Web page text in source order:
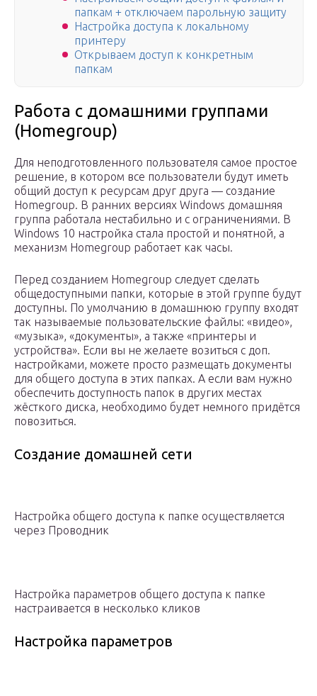
папкам + отключаем парольную защиту
Настройка доступа к локальному
принтеру
Открываем доступ к конкретным
папкам
Работа с домашними группами
(Homegroup)
Для неподготовленного пользователя самое простое
решение, в котором все пользователи будут иметь
общий доступ к ресурсам друг друга — создание
Homegroup. В ранних версиях Windows домашняя
группа работала нестабильно и с ограничениями. В
Windows 10 настройка стала простой и понятной, а
механизм Homegroup работает как часы.
Перед созданием Homegroup следует сделать
общедоступными папки, которые в этой группе будут
доступны. По умолчанию в домашнюю группу входят
так называемые пользовательские файлы: «видео»,
«музыка», «документы», а также «принтеры и
устройства». Если вы не желаете возиться с доп.
настройками, можете просто размещать документы
для общего доступа в этих папках. А если вам нужно
обеспечить доступность папок в других местах
жёсткого диска, необходимо будет немного придётся
повозиться.
Создание домашней сети
Настройка общего доступа к папке осуществляется
через Проводник
Настройка параметров общего доступа к папке
настраивается в несколько кликов
Настройка параметров